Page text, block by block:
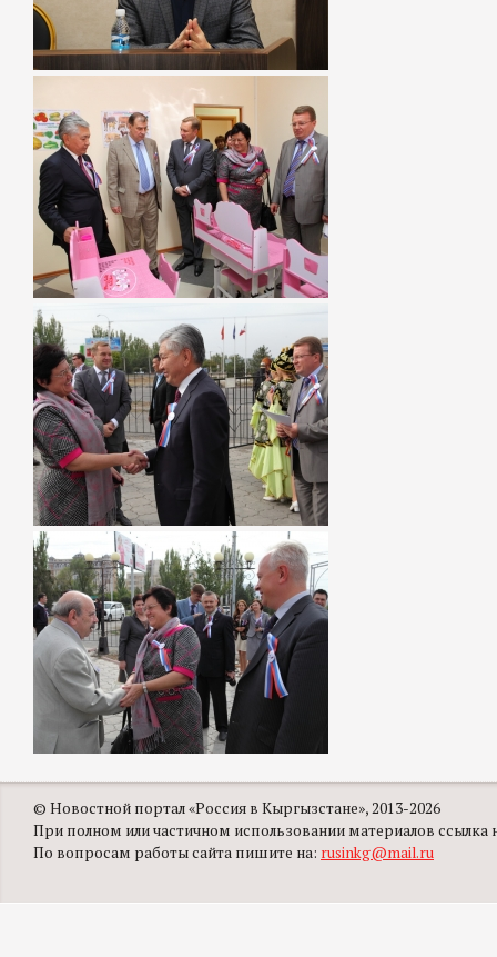
© Новостной портал «Россия в Кыргызстане», 2013-2026
При полном или частичном использовании материалов ссылка
По вопросам работы сайта пишите на: rusinkg@mail.ru